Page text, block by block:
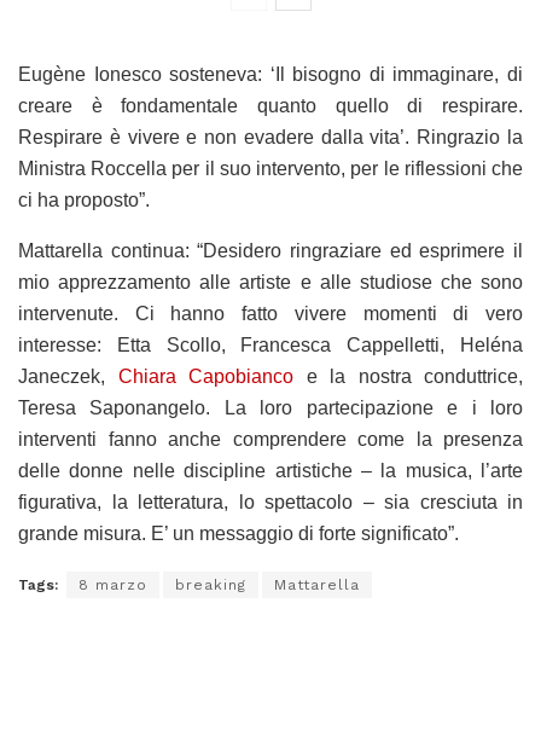
Eugène Ionesco sosteneva: ‘Il bisogno di immaginare, di
creare è fondamentale quanto quello di respirare.
Respirare è vivere e non evadere dalla vita’. Ringrazio la
Ministra Roccella per il suo intervento, per le riflessioni che
ci ha proposto”.
Mattarella continua: “Desidero ringraziare ed esprimere il
mio apprezzamento alle artiste e alle studiose che sono
intervenute. Ci hanno fatto vivere momenti di vero
interesse: Etta Scollo, Francesca Cappelletti, Heléna
Janeczek, Chiara Capobianco e la nostra conduttrice,
Teresa Saponangelo. La loro partecipazione e i loro
interventi fanno anche comprendere come la presenza
delle donne nelle discipline artistiche – la musica, l’arte
figurativa, la letteratura, lo spettacolo – sia cresciuta in
grande misura. E’ un messaggio di forte significato”.
Tags: 8 marzo breaking Mattarella